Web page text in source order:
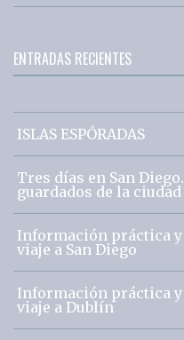
ENTRADAS RECIENTES
ISLAS ESPÓRADAS
Tres días en San
guardados de la
Información práctica
viaje a San Diego
Información práctica
viaje a Dublín